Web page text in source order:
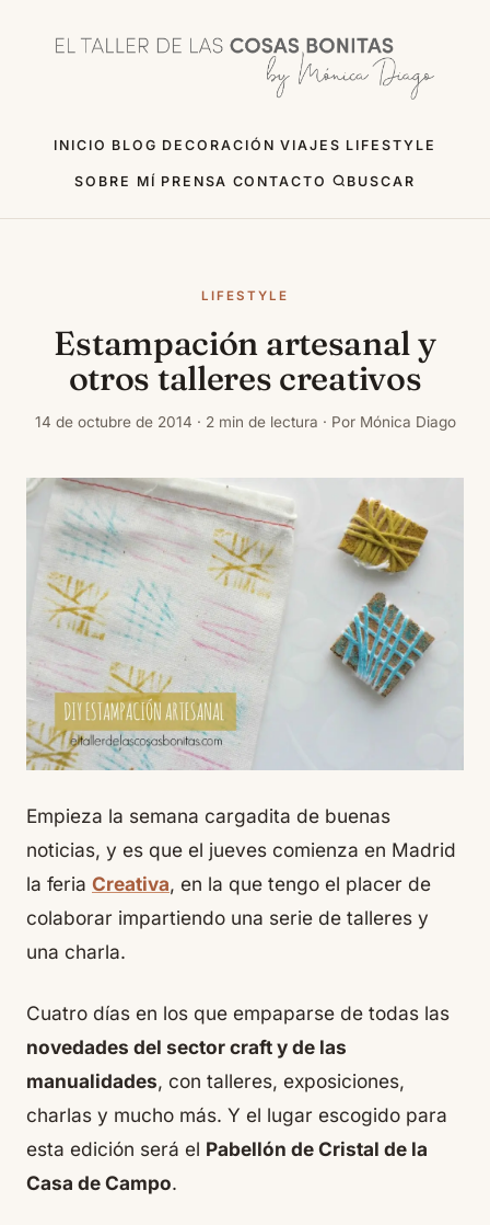
INICIO BLOG DECORACIÓN VIAJES LIFESTYLE
SOBRE MÍ PRENSA CONTACTO BUSCAR
LIFESTYLE
Estampación artesanal y
otros talleres creativos
14 de octubre de 2014 · 2 min de lectura · Por Mónica Diago
Empieza la semana cargadita de buenas
noticias, y es que el jueves comienza en Madrid
la feria Creativa, en la que tengo el placer de
colaborar impartiendo una serie de talleres y
una charla.
Cuatro días en los que empaparse de todas las
novedades del sector craft y de las
manualidades, con talleres, exposiciones,
charlas y mucho más. Y el lugar escogido para
esta edición será el Pabellón de Cristal de la
Casa de Campo.